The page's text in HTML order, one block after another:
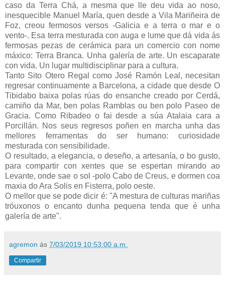
caso da Terra Chá, a mesma que lle deu vida ao noso,
inesquecible Manuel María, quen desde a Vila Mariñeira de
Foz, creou fermosos versos -Galicia e a terra o mar e o
vento-. Esa terra mesturada con auga e lume que dá vida ás
fermosas pezas de cerámica para un comercio con nome
máxico: Terra Branca. Unha galería de arte. Un escaparate
con vida. Un lugar multidisciplinar para a cultura.
Tanto Sito Otero Regal como José Ramón Leal, necesitan
regresar continuamente a Barcelona, a cidade que desde O
Tibidabo baixa polas rúas do ensanche creado por Cerdá,
camiño da Mar, ben polas Ramblas ou ben polo Paseo de
Gracia. Como Ribadeo o fai desde a súa Atalaia cara a
Porcillán. Nos seus regresos poñen en marcha unha das
mellores ferramentas do ser humano: curiosidade
mesturada con sensibilidade.
O resultado, a elegancia, o deseño, a artesanía, o bo gusto,
para compartir con xentes que se espertan mirando ao
Levante, onde sae o sol -polo Cabo de Creus, e dormen coa
maxia do Ara Solis en Fisterra, polo oeste.
O mellor que se pode dicir é: "A mestura de culturas mariñas
tróuxonos o encanto dunha pequena tenda que é unha
galería de arte".
agremon ás 7/03/2019 10:53:00 a.m.
Compartir